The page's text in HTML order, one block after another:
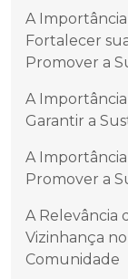
A
Fortalecer
Promover a
A
Garantir a
A
Promover a
A Relevância
Vizinhança
Comunidade